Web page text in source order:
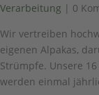
Verarbeitung | 0
Wir vertreiben
eigenen Alpakas,
Strümpfe. Unsere
werden einmal